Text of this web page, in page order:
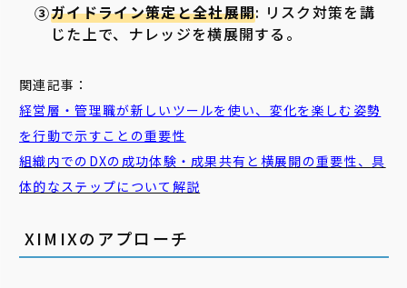
ガイドライン策定と全社展開: リスク対策を講
じた上で、ナレッジを横展開する。
関連記事：
経営層・管理職が新しいツールを使い、変化を楽しむ姿勢
を行動で示すことの重要性
組織内でのDXの成功体験・成果共有と横展開の重要性、具
体的なステップについて解説
XIMIXのアプローチ